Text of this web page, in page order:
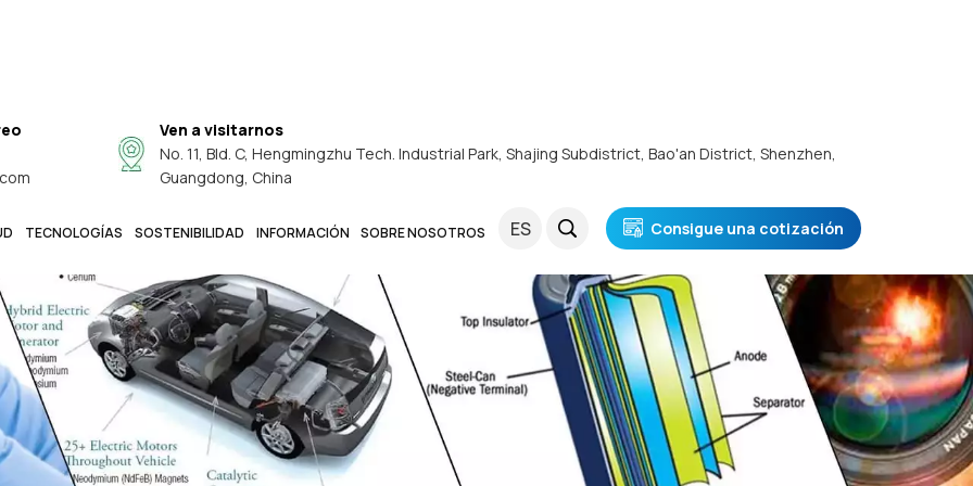
Ven a visitarnos
No. 11, Bld. C, Hengmingzhu Tech. Industrial Park, Shajing Subdistrict, Bao'an District, Shenzhen,
Guangdong, China
TECNOLOGÍAS SOSTENIBILIDAD INFORMACIÓN SOBRE NOSOTROS ES Consigue una cotización